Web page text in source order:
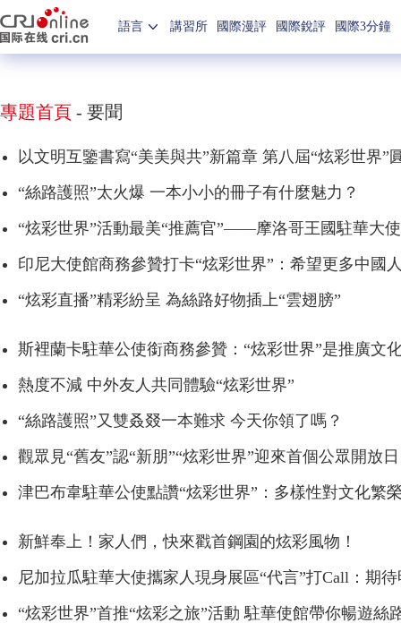
語言 講習所 國際漫評 國際銳評 國際3分鐘
專題首頁 - 要聞
以文明互鑒書寫“美美與共”新篇章 第八屆“炫彩世界”
“絲路護照”太火爆 一本小小的冊子有什麼魅力？
“炫彩世界”活動最美“推薦官”——摩洛哥王國駐華大
印尼大使館商務參贊打卡“炫彩世界”：希望更多中國
“炫彩直播”精彩紛呈 為絲路好物插上“雲翅膀”
斯裡蘭卡駐華公使銜商務參贊：“炫彩世界”是推廣文
熱度不減 中外友人共同體驗“炫彩世界”
“絲路護照”又雙叒叕一本難求 今天你領了嗎？
觀眾見“舊友”認“新朋”“炫彩世界”迎來首個公眾開放日
津巴布韋駐華公使點讚“炫彩世界”：多樣性對文化繁
新鮮奉上！家人們，快來戳首鋼園的炫彩風物！
尼加拉瓜駐華大使攜家人現身展區“代言”打Call：期
“炫彩世界”首推“炫彩之旅”活動 駐華使館帶你暢遊絲